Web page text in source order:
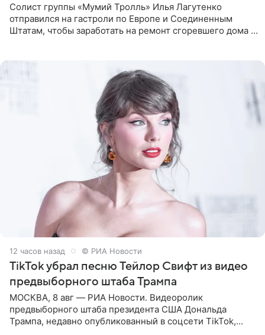
Солист группы «Мумий Тролль» Илья Лагутенко
отправился на гастроли по Европе и Соединенным
Штатам, чтобы заработать на ремонт сгоревшего дома в
12 часов назад © РИА Новости
TikTok убрал песню Тейлор Свифт из видео
предвыборного штаба Трампа
МОСКВА, 8 авг — РИА Новости. Видеоролик
предвыборного штаба президента США Дональда
Трампа, недавно опубликованный в соцсети TikTok,